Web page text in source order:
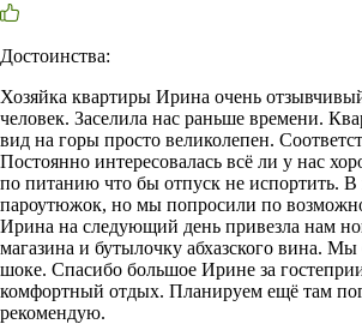
Достоинства:
Хозяйка квартиры Ирина очень
человек. Заселила нас раньше времени.
вид на горы просто великолепен.
Постоянно интересовалась всё ли у нас
по питанию что бы отпуск не испортить. В
пароутюжок, но мы попросили по
Ирина на следующий день привезла нам
магазина и бутылочку абхазского вина.
шоке. Спасибо большое Ирине за
комфортный отдых. Планируем ещё там
рекомендую.